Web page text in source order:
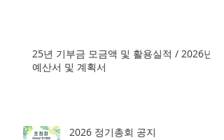
25년 기부금 모금액 및 활용실적 / 2026년
예산서 및 계획서
2026 정기총회 공지